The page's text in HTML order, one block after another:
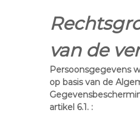
van de
Persoonsgegevens
op basis van de
artikel 6.1. :